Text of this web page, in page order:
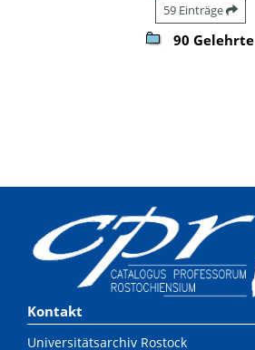
59 Einträge
90 Gelehrte
Kontakt
Universitätsarchiv Rostock